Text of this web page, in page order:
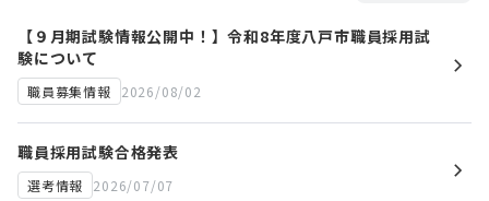
【９月期試験情報公開中！】令和8年度八戸市職員採用試
験について
職員募集情報 2026/08/02
職員採用試験合格発表
選考情報 2026/07/07